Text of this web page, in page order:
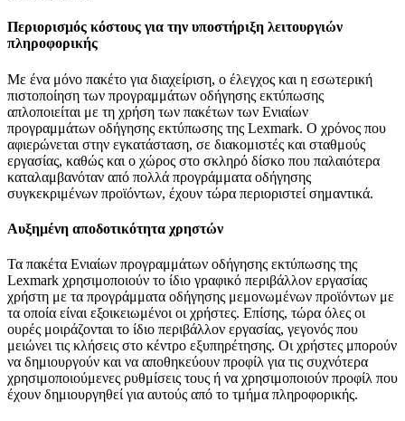
Περιορισμός κόστους για την υποστήριξη λειτουργιών
πληροφορικής
Με ένα μόνο πακέτο για διαχείριση, ο έλεγχος και η εσωτερική
πιστοποίηση των προγραμμάτων οδήγησης εκτύπωσης
απλοποιείται με τη χρήση των πακέτων των Ενιαίων
προγραμμάτων οδήγησης εκτύπωσης της Lexmark. Ο χρόνος που
αφιερώνεται στην εγκατάσταση, σε διακομιστές και σταθμούς
εργασίας, καθώς και ο χώρος στο σκληρό δίσκο που παλαιότερα
καταλαμβανόταν από πολλά προγράμματα οδήγησης
συγκεκριμένων προϊόντων, έχουν τώρα περιοριστεί σημαντικά.
Αυξημένη αποδοτικότητα χρηστών
Τα πακέτα Ενιαίων προγραμμάτων οδήγησης εκτύπωσης της
Lexmark χρησιμοποιούν το ίδιο γραφικό περιβάλλον εργασίας
χρήστη με τα προγράμματα οδήγησης μεμονωμένων προϊόντων με
τα οποία είναι εξοικειωμένοι οι χρήστες. Επίσης, τώρα όλες οι
ουρές μοιράζονται το ίδιο περιβάλλον εργασίας, γεγονός που
μειώνει τις κλήσεις στο κέντρο εξυπηρέτησης. Οι χρήστες μπορούν
να δημιουργούν και να αποθηκεύουν προφίλ για τις συχνότερα
χρησιμοποιούμενες ρυθμίσεις τους ή να χρησιμοποιούν προφίλ που
έχουν δημιουργηθεί για αυτούς από το τμήμα πληροφορικής.